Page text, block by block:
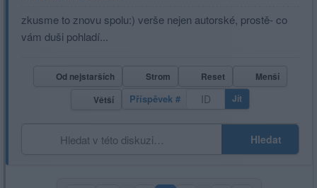
zkusme to znovu spolu:) verše nejen autorské, prostě- co
vám duši pohladí...
Od nejstarších Strom Reset
Menší
Větší
Příspěvek # Jít
Hledat